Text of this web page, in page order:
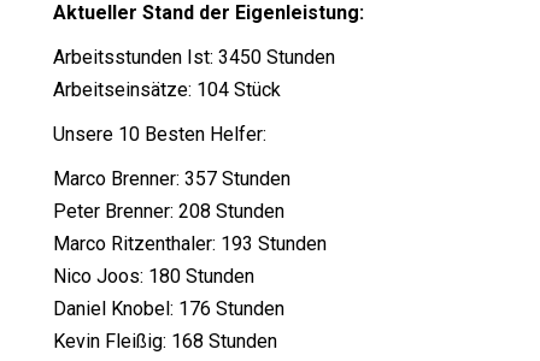
Aktueller Stand der Eigenleistung:
Arbeitsstunden Ist: 3450 Stunden
Arbeitseinsätze: 104 Stück
Unsere 10 Besten Helfer:
Marco Brenner: 357 Stunden
Peter Brenner: 208 Stunden
Marco Ritzenthaler: 193 Stunden
Nico Joos: 180 Stunden
Daniel Knobel: 176 Stunden
Kevin Fleißig: 168 Stunden